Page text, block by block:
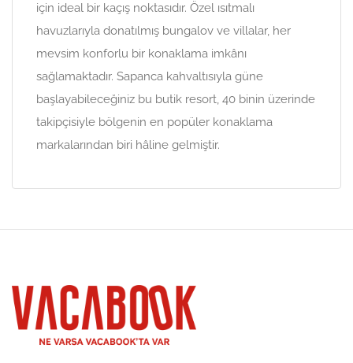
için ideal bir kaçış noktasıdır. Özel ısıtmalı
havuzlarıyla donatılmış bungalov ve villalar, her
mevsim konforlu bir konaklama imkânı
sağlamaktadır. Sapanca kahvaltısıyla güne
başlayabileceğiniz bu butik resort, 40 binin üzerinde
takipçisiyle bölgenin en popüler konaklama
markalarından biri hâline gelmiştir.